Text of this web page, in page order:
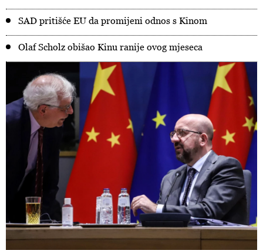
SAD pritišće EU da promijeni odnos s Kinom
Olaf Scholz obišao Kinu ranije ovog mjeseca